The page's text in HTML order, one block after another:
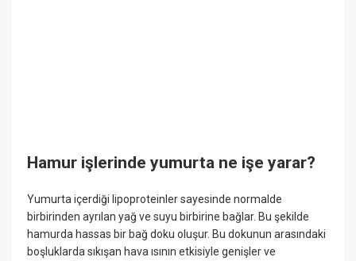
Hamur işlerinde yumurta ne işe yarar?
Yumurta içerdiği lipoproteinler sayesinde normalde
birbirinden ayrılan yağ ve suyu birbirine bağlar. Bu şekilde
hamurda hassas bir bağ doku oluşur. Bu dokunun arasındaki
boşluklarda sıkışan hava ısının etkisiyle genişler ve